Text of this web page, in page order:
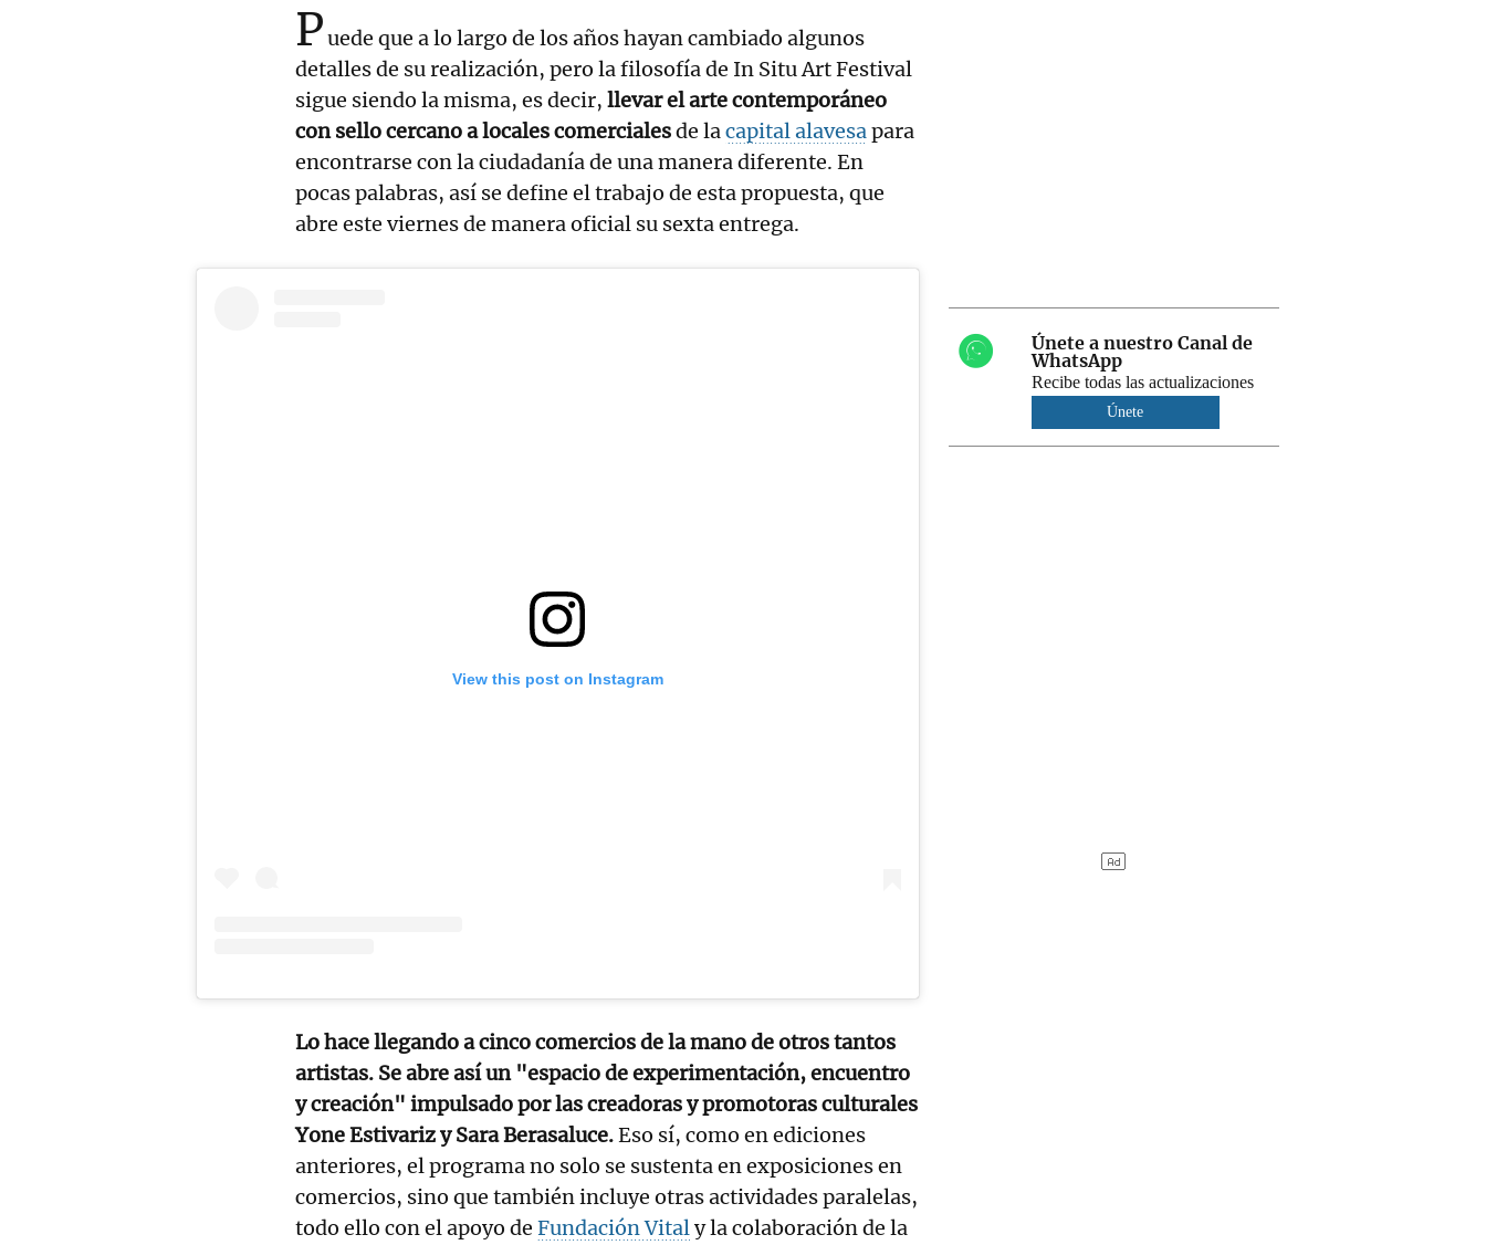
Puede que a lo largo de los años hayan cambiado algunos
detalles de su realización, pero la filosofía de In Situ Art Festival
sigue siendo la misma, es decir, llevar el arte contemporáneo
con sello cercano a locales comercialesde lacapital alavesapara
encontrarse con la ciudadanía de una manera diferente. En
pocas palabras, así se define el trabajo de esta propuesta, que
abre este viernes de manera oficial su sexta entrega.
View this post on Instagram
Lo hace llegando a cinco comercios de la mano de otros tantos
artistas. Se abre así un "espacio de experimentación, encuentro
y creación" impulsado por las creadoras y promotoras culturales
Yone Estivariz y Sara Berasaluce.Eso sí, como en ediciones
anteriores, el programa no solo se sustenta en exposiciones en
comercios, sino que también incluye otras actividades paralelas,
todo ello con el apoyo de Fundación Vitaly la colaboración de la
Únete a nuestro Canal de
WhatsApp
Recibe todas las actualizaciones
Únete